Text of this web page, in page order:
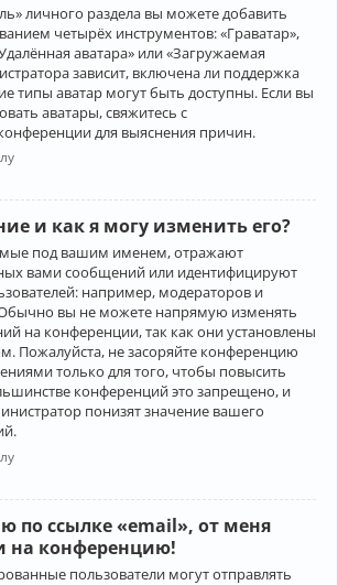
личного раздела вы можете добавить
четырёх инструментов: «Граватар»,
аватара» или «Загружаемая
зависит, включена ли поддержка
типы аватар могут быть доступны. Если вы
аватары, свяжитесь с
для выяснения причин.
и как я могу изменить его?
под вашим именем, отражают
вами сообщений или идентифицируют
например, модераторов и
вы не можете напрямую изменять
на конференции, так как они установлены
Пожалуйста, не засоряйте конференцию
только для того, чтобы повысить
конференций это запрещено, и
понизят значение вашего
по ссылке «email», от меня
на конференцию!
пользователи могут отправлять